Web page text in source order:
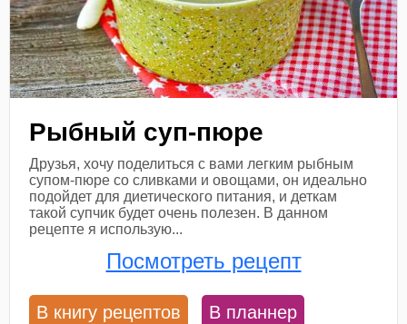
Рыбный суп-пюре
Друзья, хочу поделиться с вами легким рыбным
супом-пюре со сливками и овощами, он идеально
подойдет для диетического питания, и деткам
такой супчик будет очень полезен. В данном
рецепте я использую...
Посмотреть рецепт
В книгу рецептов В планнер